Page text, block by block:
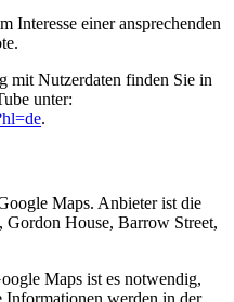
Interesse einer ansprechenden
mit Nutzerdaten finden Sie in
unter:
.
Maps. Anbieter ist die
House, Barrow Street,
Maps ist es notwendig,
Informationen werden in der